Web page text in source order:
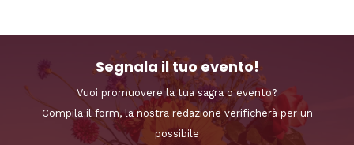
Segnala il tuo evento!
Vuoi promuovere la tua sagra o evento?
Compila il form, la nostra redazione verificherà per un
possibile